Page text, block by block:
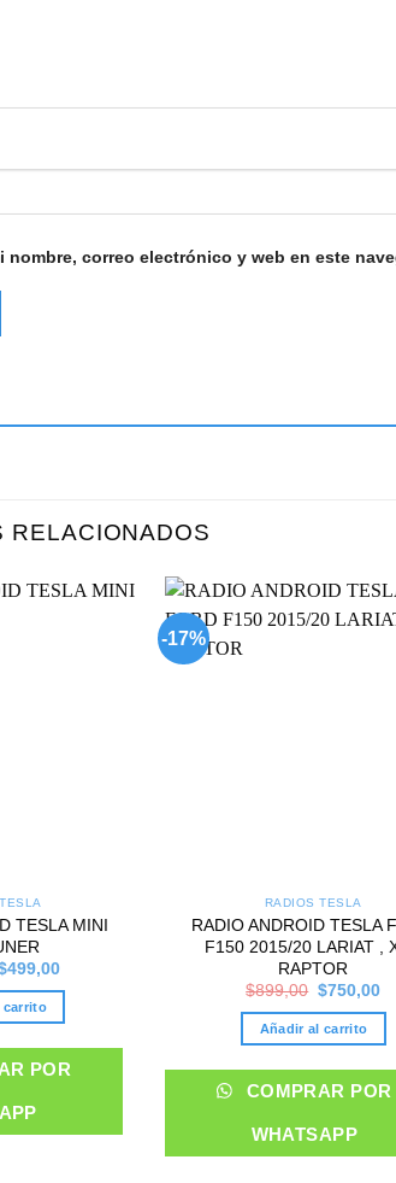
nombre, correo electrónico y web en este
RELACIONADOS
TESLA MINI
499,00Current
is:
carrito
POR
-17%
RADIOS TESLA
RADIO ANDROID TESLA
F150 2015/20 LARIAT ,
RAPTOR
$899,00 Original
was:
$899,00.
$750,00
is:
Añadir al carrito
COMPRAR POR
WHATSAPP